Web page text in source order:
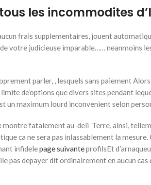
les incommodites
frais supplementaires, jouent
votre judicieuse imparable…… neanmoins
parler, , lesquels sans paiement
de’options que divers sites pendant
un maximum lourd inconvenient selon
montre fatalement au-deli Terre, ainsi,
ca ne sera pas inlassablement la mesure.
infidelepage suivanteprofilsEt
pas depayer dit ordinairement en aucun cas